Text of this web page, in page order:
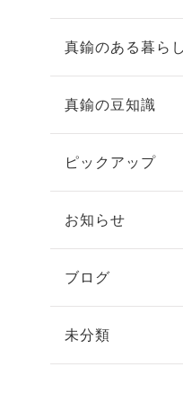
真鍮のある暮らし
真鍮の豆知識
ピックアップ
お知らせ
ブログ
未分類